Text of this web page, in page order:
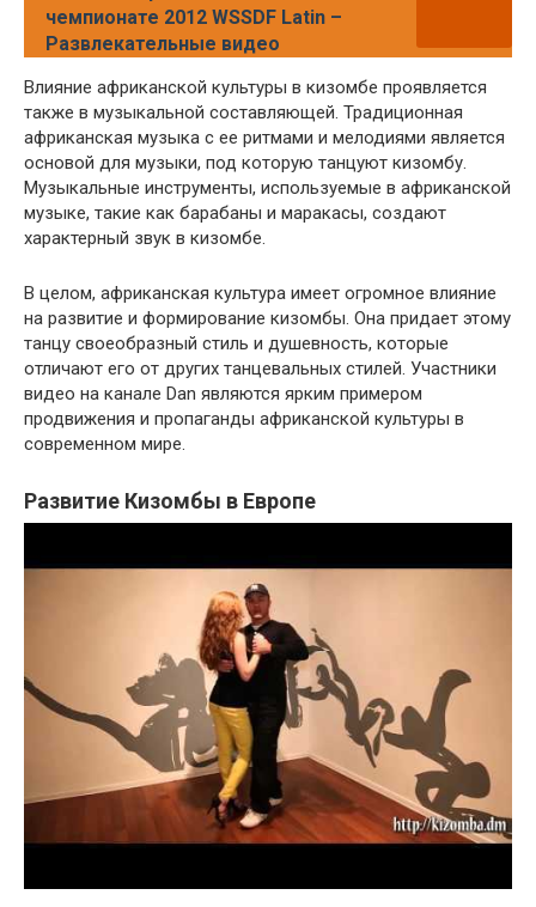
чемпионате 2012 WSSDF Latin –
Развлекательные видео
Влияние африканской культуры в кизомбе проявляется
также в музыкальной составляющей. Традиционная
африканская музыка с ее ритмами и мелодиями является
основой для музыки, под которую танцуют кизомбу.
Музыкальные инструменты, используемые в африканской
музыке, такие как барабаны и маракасы, создают
характерный звук в кизомбе.
В целом, африканская культура имеет огромное влияние
на развитие и формирование кизомбы. Она придает этому
танцу своеобразный стиль и душевность, которые
отличают его от других танцевальных стилей. Участники
видео на канале Dan являются ярким примером
продвижения и пропаганды африканской культуры в
современном мире.
Развитие Кизомбы в Европе